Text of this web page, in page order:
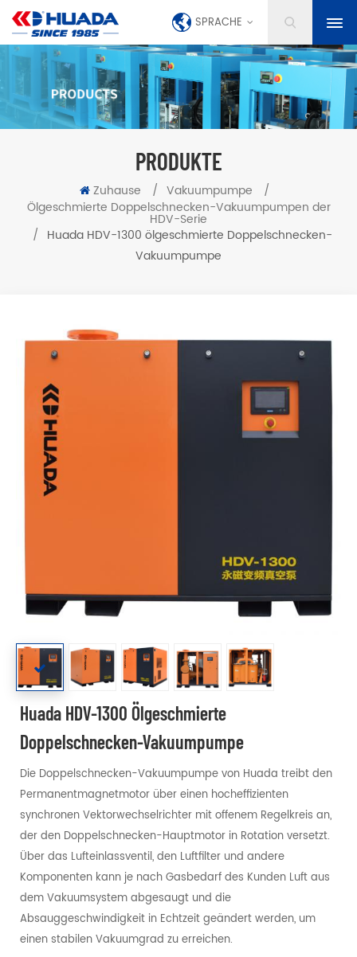
SPRACHE
PRODUKTE
Zuhause / Vakuumpumpe
/
Ölgeschmierte Doppelschnecken-Vakuumpumpen der
HDV-Serie
/ Huada HDV-1300 ölgeschmierte Doppelschnecken-
Vakuumpumpe
Huada HDV-1300 Ölgeschmierte
Doppelschnecken-Vakuumpumpe
Die Doppelschnecken-Vakuumpumpe von Huada treibt den
Permanentmagnetmotor über einen hocheffizienten
synchronen Vektorwechselrichter mit offenem Regelkreis an,
der den Doppelschnecken-Hauptmotor in Rotation versetzt.
Über das Lufteinlassventil, den Luftfilter und andere
Komponenten kann je nach Gasbedarf des Kunden Luft aus
dem Vakuumsystem abgesaugt und die
Absauggeschwindigkeit in Echtzeit geändert werden, um
einen stabilen Vakuumgrad zu erreichen.